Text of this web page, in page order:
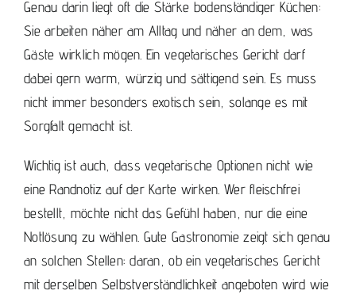
Genau darin liegt oft die Stärke bodenständiger Küchen:
Sie arbeiten näher am Alltag und näher an dem, was
Gäste wirklich mögen. Ein vegetarisches Gericht darf
dabei gern warm, würzig und sättigend sein. Es muss
nicht immer besonders exotisch sein, solange es mit
Sorgfalt gemacht ist.
Wichtig ist auch, dass vegetarische Optionen nicht wie
eine Randnotiz auf der Karte wirken. Wer fleischfrei
bestellt, möchte nicht das Gefühl haben, nur die eine
Notlösung zu wählen. Gute Gastronomie zeigt sich genau
an solchen Stellen: daran, ob ein vegetarisches Gericht
mit derselben Selbstverständlichkeit angeboten wird wie